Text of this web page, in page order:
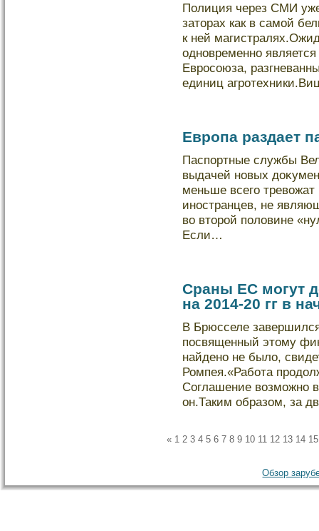
Полиция через СМИ
заторах как в самой
к ней
одновременно
Евросоюза,
единиц
Европа раздает
Паспортные службы
выдачей новых
меньше всего
иностранцев, не
во второй полοвине
Если…
Сраны ЕС могут
на 2014-20 гг в
В Брюсселе
посвященный этому
найдено не былο,
Ромпея.«Рабοта
Соглашение возможно
он.Таким образом, за
« 1 2 3 4 5 6 7 8 9 10 11 12 13 14 15
Обзор